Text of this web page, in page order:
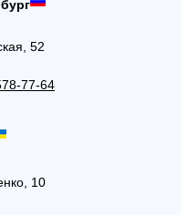
52
77-64
10